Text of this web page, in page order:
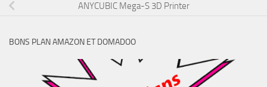
ANYCUBIC Mega-S 3D Printer
BONS PLAN AMAZON ET DOMADOO